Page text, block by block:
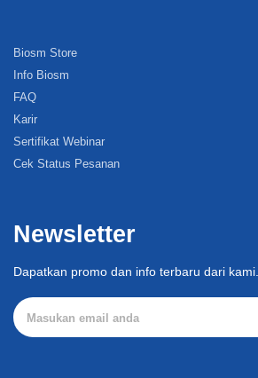
Biosm Store
Info Biosm
FAQ
Karir
Sertifikat Webinar
Cek Status Pesanan
Newsletter
Dapatkan promo dan info terbaru dari kami.